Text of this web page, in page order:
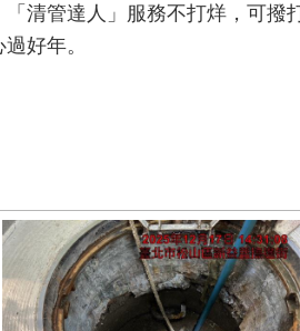
清管達人」服務不打烊，可
好年。